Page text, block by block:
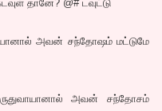
தானே? @# டவுட்டு
அவன் சந்தோஷம் மட்டுமே
அவன் சந்தோசம்